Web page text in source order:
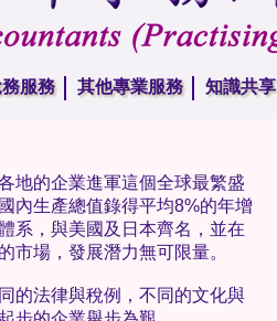
服務 其他專業服務 知識共享
地的企業進軍這個全球最繁盛
內生產總值錄得平均8%的年增
系，與美國及日本齊名，並在
市場，發展潛力無可限量。
的法律與稅例，不同的文化與